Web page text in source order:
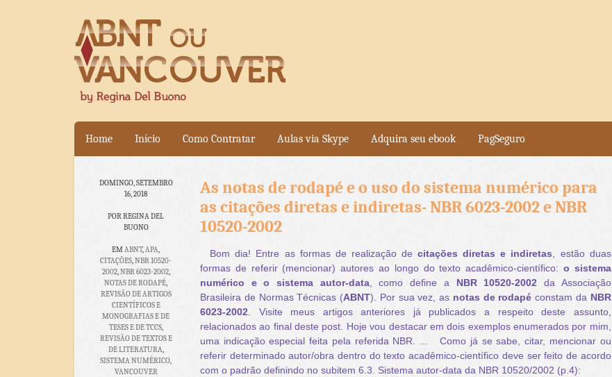
Home Início Como Contratar Aulas via Skype Adquira seu ebook PagSeguro
DOMINGO, SETEMBRO
16, 2018
POR REGINA DEL
BUONO
EMABNT,APA,
CITAÇÕES,NBR 10520-
2002,NBR 6023-2002,
NOTAS DE RODAPÉ,
REVISÃO DE ARTIGOS
CIENTÍFICOS E
MONOGRAFIAS E DE
TESES E DE TCCS,
REVISÃO DE TEXTOS E
DE LITERATURA,
SISTEMA NUMÉRICO,
VANCOUVER
As notas de rodapé e o uso do sistema numérico para
as citações diretas e indiretas- NBR 6023-2002 e NBR
10520-2002
Bom dia! Entre as formas de realização decitações diretas e indiretas , estão duas
formas de referir (mencionar) autores ao longo do texto acadêmico-científico: o sistema
numérico e o sistema autor-data, como define a NBR 10520-2002 da Associação
Brasileira de Normas Técnicas (ABNT). Por sua vez, as notas de rodapéconstam da NBR
6023-2002 . Visite meus artigos anteriores já publicados a respeito deste assunto,
relacionados ao final deste post. Hoje vou destacar em dois exemplos enumerados por mim,
uma indicação especial feita pela referida NBR. ...
Como já se sabe, citar, mencionar ou
referir determinado autor/obra dentro do texto acadêmico-científico deve ser feito de acordo
com o padrão definindo no subitem 6.3. Sistema autor-data da NBR 10520/2002 (p.4):